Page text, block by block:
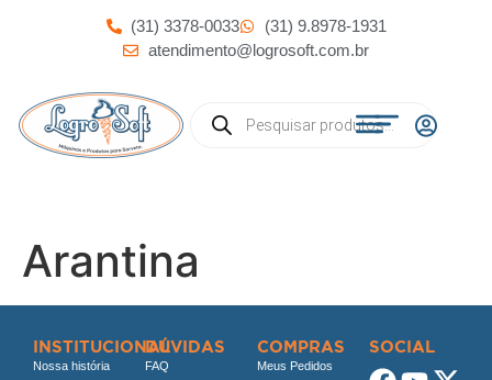
(31) 3378-0033
(31) 9.8978-1931
atendimento@logrosoft.com.br
Arantina
INSTITUCIONAL
Nossa história
DÚVIDAS
FAQ
COMPRAS
Meus Pedidos
SOCIAL